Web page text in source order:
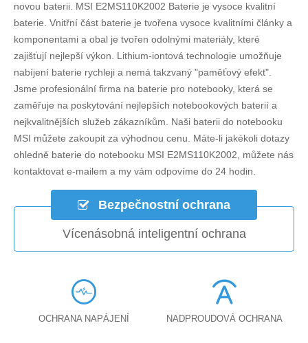
novou baterii. MSI E2MS110K2002 Baterie je vysoce kvalitní
baterie. Vnitřní část baterie je tvořena vysoce kvalitními články a
komponentami a obal je tvořen odolnými materiály, které
zajišťují nejlepší výkon. Lithium-iontová technologie umožňuje
nabíjení baterie rychleji a nemá takzvaný "paměťový efekt".
Jsme profesionální firma na baterie pro notebooky, která se
zaměřuje na poskytování nejlepších notebookových baterií a
nejkvalitnějších služeb zákazníkům. Naši baterii do notebooku
MSI můžete zakoupit za výhodnou cenu. Máte-li jakékoli dotazy
ohledně baterie do notebooku MSI E2MS110K2002, můžete nás
kontaktovat e-mailem a my vám odpovíme do 24 hodin.
Bezpečnostní ochrana
Vícenásobná inteligentní ochrana
OCHRANA NAPÁJENÍ NADPROUDOVÁ OCHRANA